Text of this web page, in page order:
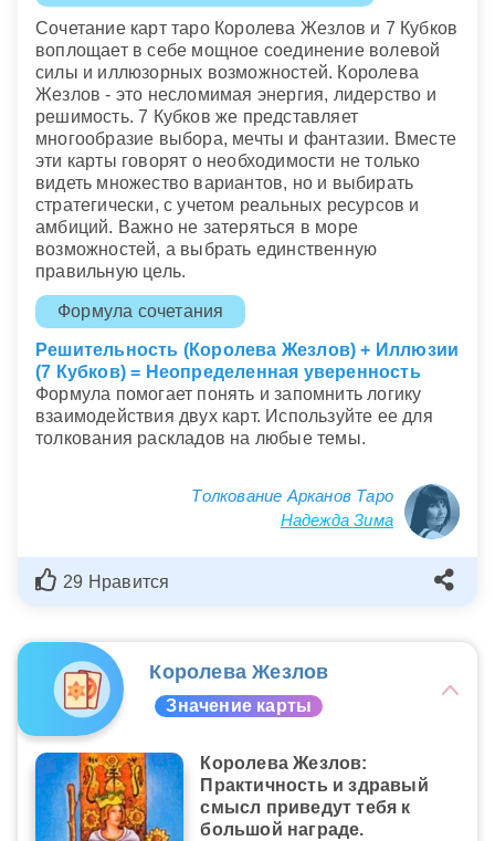
Сочетание карт таро Королева Жезлов и 7 Кубков
воплощает в себе мощное соединение волевой
силы и иллюзорных возможностей. Королева
Жезлов - это несломимая энергия, лидерство и
решимость. 7 Кубков же представляет
многообразие выбора, мечты и фантазии. Вместе
эти карты говорят о необходимости не только
видеть множество вариантов, но и выбирать
стратегически, с учетом реальных ресурсов и
амбиций. Важно не затеряться в море
возможностей, а выбрать единственную
правильную цель.
Формула сочетания
Решительность (Королева Жезлов) + Иллюзии
(7 Кубков) = Неопределенная уверенность
Формула помогает понять и запомнить логику
взаимодействия двух карт. Используйте ее для
толкования раскладов на любые темы.
Толкование Арканов Таро
Надежда Зима
29 Нравится
Королева Жезлов
Значение карты
Королева Жезлов:
Практичность и здравый
смысл приведут тебя к
большой награде.